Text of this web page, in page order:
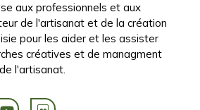
aux professionnels et aux
de l'artisanat et de la création
pour les aider et les assister
créatives et de managment
l'artisanat.